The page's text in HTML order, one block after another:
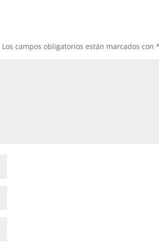
Los campos obligatorios están marcados con*